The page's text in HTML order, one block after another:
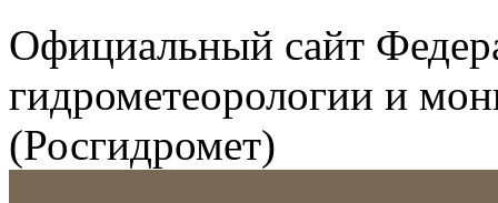
Официальный сайт
гидрометеорологии и
(Росгидромет)